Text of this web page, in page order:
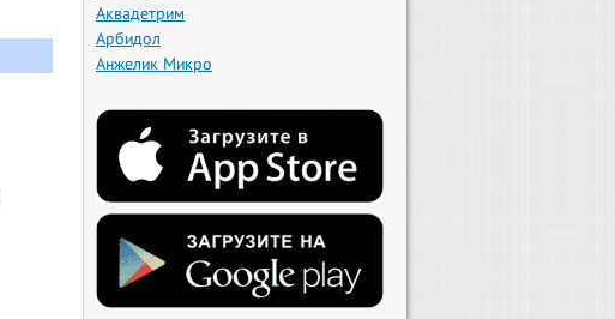
Аквадетрим
Арбидол
Анжелик Микро